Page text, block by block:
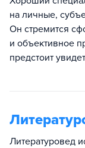
на личные,
Он стремится
и объективное
предстоит
Литературовед